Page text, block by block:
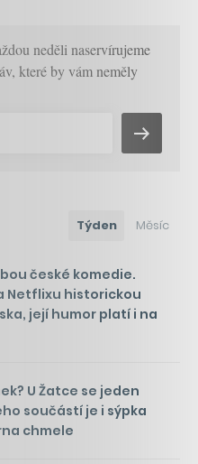
neděli naservírujeme
které by vám neměly
Týden Měsíc
české komedie.
Netflixu historickou
její humor platí i na
U Žatce se jeden
součástí je i sýpka
chmele